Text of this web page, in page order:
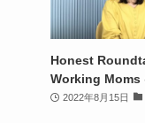
Honest
Working Moms
2022年8月15日